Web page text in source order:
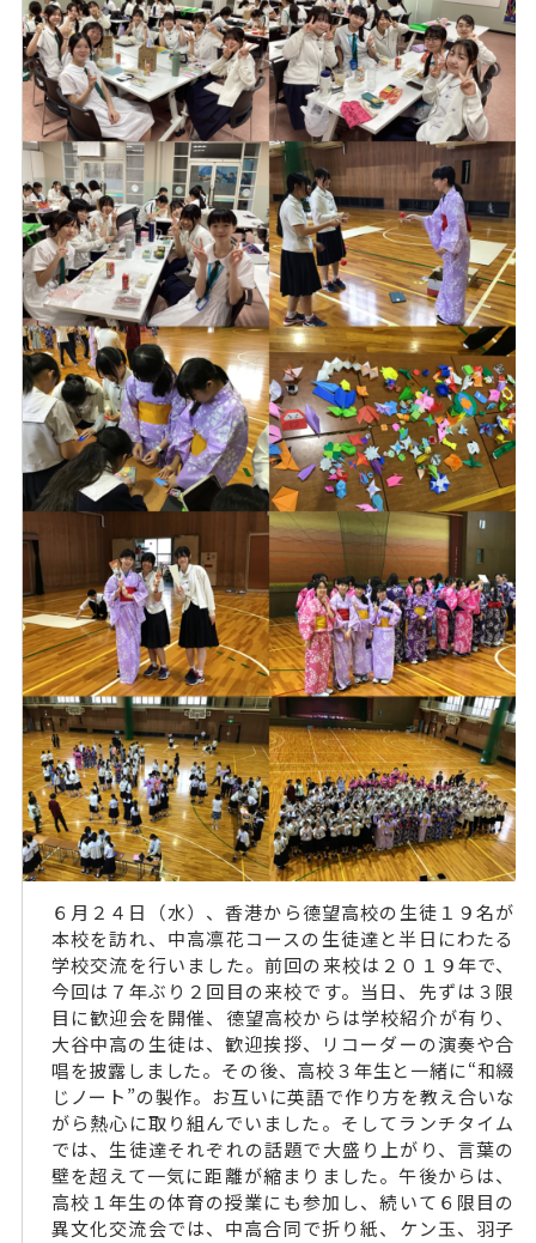
６月２４日（水）、香港から德望高校の生徒１９名が
本校を訪れ、中高凛花コースの生徒達と半日にわたる
学校交流を行いました。前回の来校は２０１９年で、
今回は７年ぶり２回目の来校です。当日、先ずは３限
目に歓迎会を開催、德望高校からは学校紹介が有り、
大谷中高の生徒は、歓迎挨拶、リコーダーの演奏や合
唱を披露しました。その後、高校３年生と一緒に“和綴
じノート”の製作。お互いに英語で作り方を教え合いな
がら熱心に取り組んでいました。そしてランチタイム
では、生徒達それぞれの話題で大盛り上がり、言葉の
壁を超えて一気に距離が縮まりました。午後からは、
高校１年生の体育の授業にも参加し、続いて６限目の
異文化交流会では、中高合同で折り紙、ケン玉、羽子